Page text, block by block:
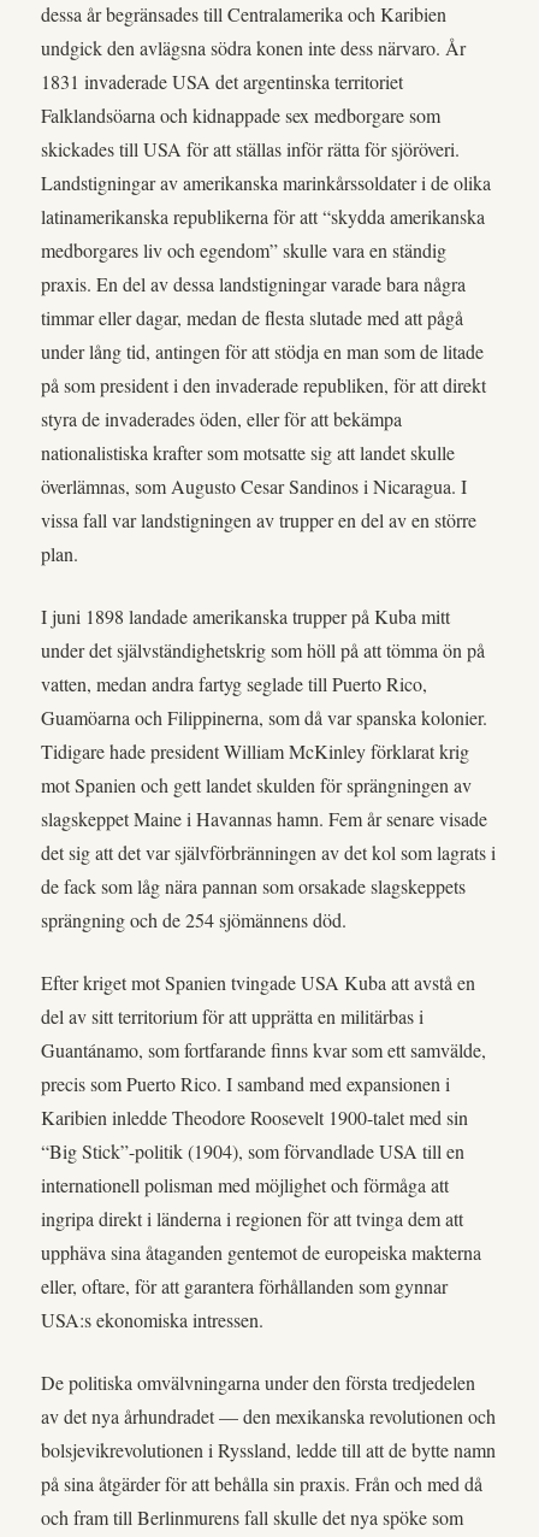
dessa år begränsades till Centralamerika och Karibien
undgick den avlägsna södra konen inte dess närvaro. År
1831 invaderade USA det argentinska territoriet
Falklandsöarna och kidnappade sex medborgare som
skickades till USA för att ställas inför rätta för sjöröveri.
Landstigningar av amerikanska marinkårssoldater i de olika
latinamerikanska republikerna för att “skydda amerikanska
medborgares liv och egendom” skulle vara en ständig
praxis. En del av dessa landstigningar varade bara några
timmar eller dagar, medan de flesta slutade med att pågå
under lång tid, antingen för att stödja en man som de litade
på som president i den invaderade republiken, för att direkt
styra de invaderades öden, eller för att bekämpa
nationalistiska krafter som motsatte sig att landet skulle
överlämnas, som Augusto Cesar Sandinos i Nicaragua. I
vissa fall var landstigningen av trupper en del av en större
plan.
I juni 1898 landade amerikanska trupper på Kuba mitt
under det självständighetskrig som höll på att tömma ön på
vatten, medan andra fartyg seglade till Puerto Rico,
Guamöarna och Filippinerna, som då var spanska kolonier.
Tidigare hade president William McKinley förklarat krig
mot Spanien och gett landet skulden för sprängningen av
slagskeppet Maine i Havannas hamn. Fem år senare visade
det sig att det var självförbränningen av det kol som lagrats i
de fack som låg nära pannan som orsakade slagskeppets
sprängning och de 254 sjömännens död.
Efter kriget mot Spanien tvingade USA Kuba att avstå en
del av sitt territorium för att upprätta en militärbas i
Guantánamo, som fortfarande finns kvar som ett samvälde,
precis som Puerto Rico. I samband med expansionen i
Karibien inledde Theodore Roosevelt 1900-talet med sin
“Big Stick”-politik (1904), som förvandlade USA till en
internationell polisman med möjlighet och förmåga att
ingripa direkt i länderna i regionen för att tvinga dem att
upphäva sina åtaganden gentemot de europeiska makterna
eller, oftare, för att garantera förhållanden som gynnar
USA:s ekonomiska intressen.
De politiska omvälvningarna under den första tredjedelen
av det nya århundradet — den mexikanska revolutionen och
bolsjevikrevolutionen i Ryssland, ledde till att de bytte namn
på sina åtgärder för att behålla sin praxis. Från och med då
och fram till Berlinmurens fall skulle det nya spöke som